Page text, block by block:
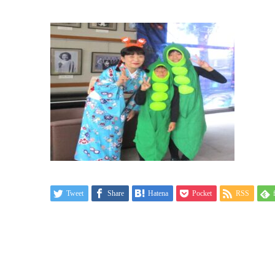
Tweet Share Hatena Pocket RSS